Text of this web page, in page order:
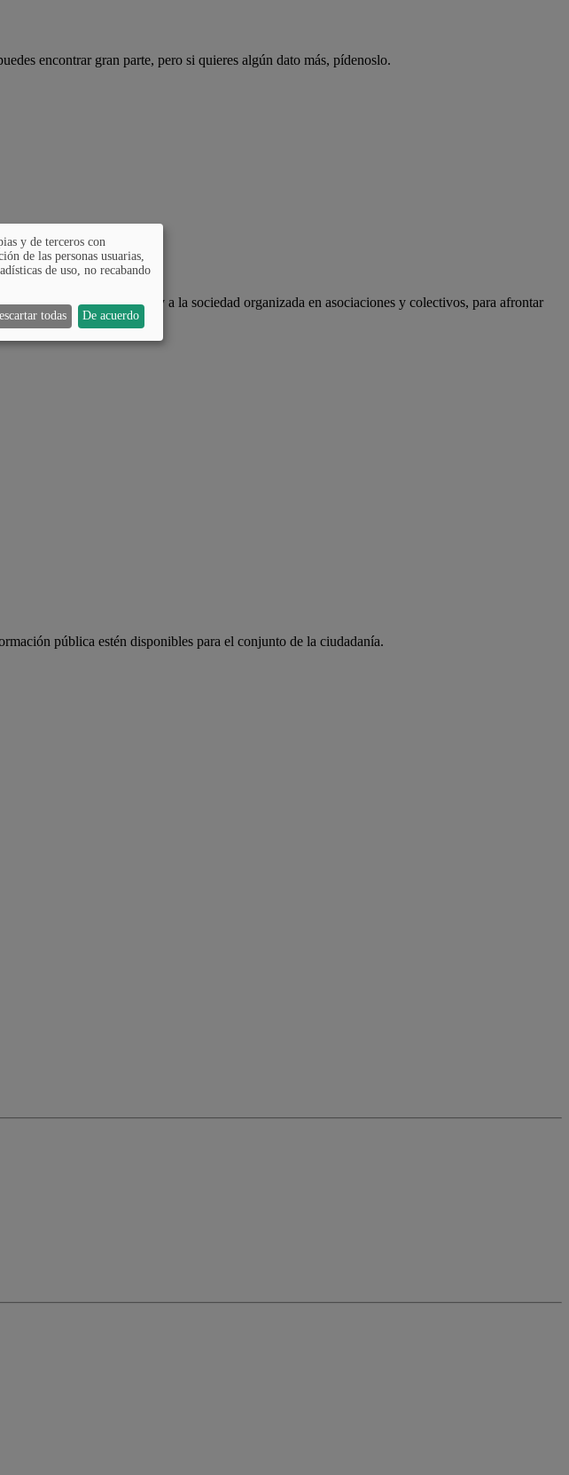
encontrar gran parte, pero si quieres algún dato más, pídenoslo.
a la ciudadanía y a la sociedad organizada en asociaciones y colectivos, para afrontar
pública estén disponibles para el conjunto de la ciudadanía.
y de terceros con
de las personas usuarias,
de uso, no recabando
todas De acuerdo